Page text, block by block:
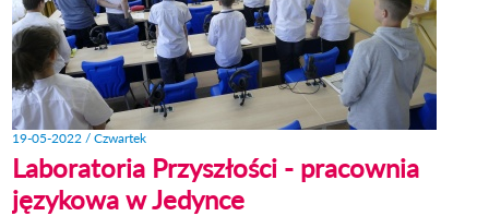
19-05-2022 / Czwartek
Laboratoria Przyszłości - pracownia
językowa w Jedynce